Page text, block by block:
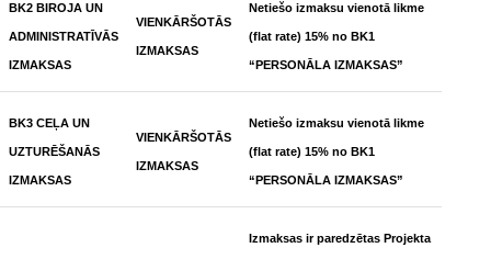
BK2 BIROJA UN
ADMINISTRATĪVĀS
IZMAKSAS
VIENKĀRŠOTĀS
IZMAKSAS
Netiešo izmaksu vienotā likme
(flat rate) 15% no BK1
“PERSONĀLA IZMAKSAS”
BK3 CEĻA UN
UZTURĒŠANĀS
IZMAKSAS
VIENKĀRŠOTĀS
IZMAKSAS
Netiešo izmaksu vienotā likme
(flat rate) 15% no BK1
“PERSONĀLA IZMAKSAS”
Izmaksas ir paredzētas Projekta